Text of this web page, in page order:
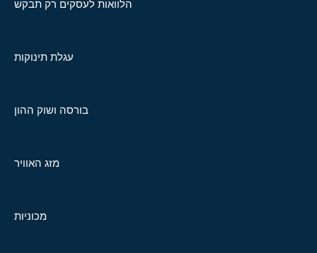
הלוואות לעסקים רק תבקש
עגלת תינוקות
בורסה ושוק ההון
מזג האוויר
מכוניות